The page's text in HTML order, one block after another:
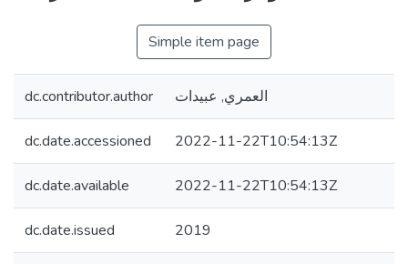
Simple item page
dc.contributor.author العمري, عبيدات
dc.date.accessioned 2022-11-22T10:54:13Z
dc.date.available 2022-11-22T10:54:13Z
dc.date.issued 2019